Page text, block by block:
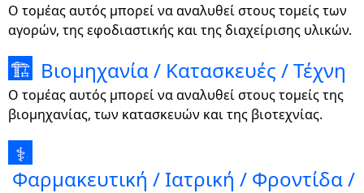
Ο τομέας αυτός μπορεί να αναλυθεί στους τομείς των
αγορών, της εφοδιαστικής και της διαχείρισης υλικών.
🏗 Βιομηχανία / Κατασκευές / Τέχνη
Ο τομέας αυτός μπορεί να αναλυθεί στους τομείς της
βιομηχανίας, των κατασκευών και της βιοτεχνίας.
⚕
Φαρμακευτική / Ιατρική / Φροντίδα /